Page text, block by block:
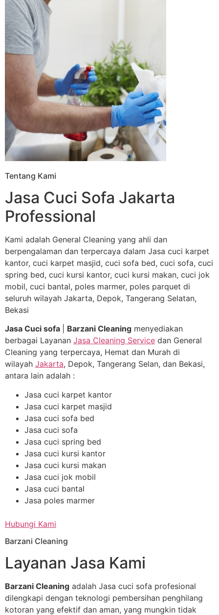
Tentang Kami
Jasa Cuci Sofa Jakarta
Professional
Kami adalah General Cleaning yang ahli dan
berpengalaman dan terpercaya dalam Jasa cuci karpet
kantor, cuci karpet masjid, cuci sofa bed, cuci sofa, cuci
spring bed, cuci kursi kantor, cuci kursi makan, cuci jok
mobil, cuci bantal, poles marmer, poles parquet di
seluruh wilayah Jakarta, Depok, Tangerang Selatan,
Bekasi
Jasa Cuci sofa
Barzani Cleaning menyediakan
berbagai Layanan Jasa Cleaning Service dan General
Cleaning yang terpercaya, Hemat dan Murah di
wilayah Jakarta, Depok, Tangerang Selan, dan Bekasi,
antara lain adalah :
Jasa cuci karpet kantor
Jasa cuci karpet masjid
Jasa cuci sofa bed
Jasa cuci sofa
Jasa cuci spring bed
Jasa cuci kursi kantor
Jasa cuci kursi makan
Jasa cuci jok mobil
Jasa cuci bantal
Jasa poles marmer
Hubungi Kami
Barzani Cleaning
Layanan Jasa Kami
Barzani Cleaning adalah Jasa cuci sofa profesional
dilengkapi dengan teknologi pembersihan penghilang
kotoran yang efektif dan aman, yang mungkin tidak